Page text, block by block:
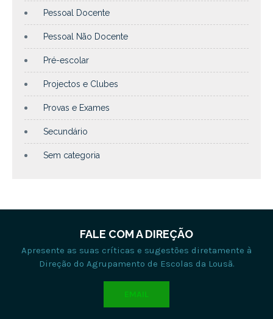
Pessoal Docente
Pessoal Não Docente
Pré-escolar
Projectos e Clubes
Provas e Exames
Secundário
Sem categoria
FALE COM A DIREÇÃO
Apresente as suas críticas e sugestões diretamente à
Direção do Agrupamento de Escolas da Lousã.
EMAIL